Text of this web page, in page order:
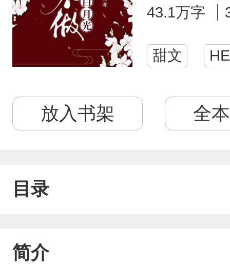
43.1万字
甜文 HE
放入书架 全
目录
简介